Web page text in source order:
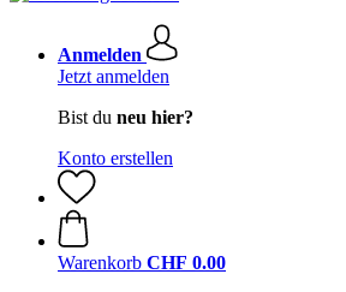
Anmelden
Jetzt anmelden
Bist du neu hier?
Konto erstellen
Warenkorb CHF 0.00